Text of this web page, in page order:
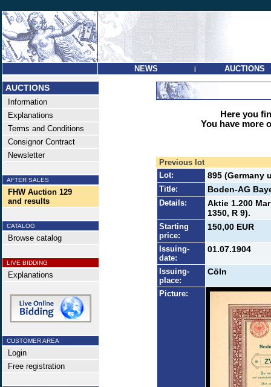
NEWS | AUCTIONS
AUCTIONS
Information
Explanations
Terms and Conditions
Consignor Contract
Newsletter
AFTER SALES
FHW Auction 129
and results
CATALOG
Browse catalog
LIVE BIDDING
Explanations
CUSTOMER AREA
Login
Free registration
Here you
You have more
Previous lot
Lot:
895 (Germany
Title: Boden-AG
Details:
Aktie 1.200
1350, R 9).
Starting
price:
150,00 EUR
Issuing-
date:
01.07.1904
Issuing-
place:
Cöln
Picture: